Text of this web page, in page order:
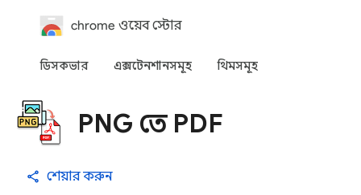
chrome ওয়েব স্টোর
ডিসকভার এক্সটেনশানসমূহ থিমসমূহ
PNG তে PDF
শেয়ার করুন